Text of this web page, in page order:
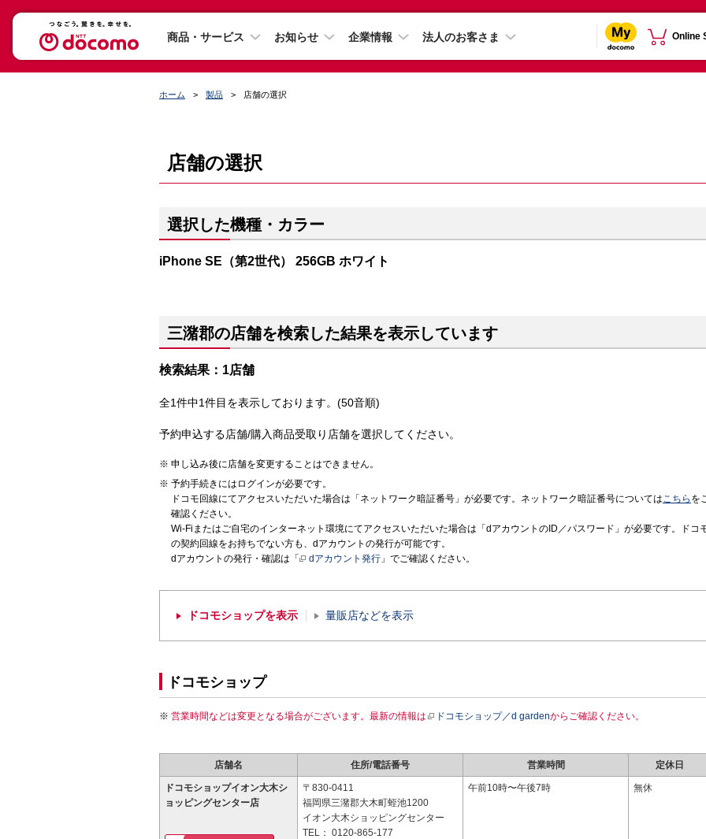
商品・サービス お知らせ 企業情報 法人のお客さま Online
ホーム 製品 店舗の選択
店舗の選択
選択した機種・カラー
iPhone SE（第2世代） 256GB ホワイト
三潴郡の店舗を検索した結果を表示しています
検索結果：1店舗
全1件中1件目を表示しております。(50音順)
予約申込する店舗/購入商品受取り店舗を選択してください。
申し込み後に店舗を変更することはできません。
予約手続きにはログインが必要です。
ドコモ回線にてアクセスいただいた場合は「ネットワーク暗証番号」が必要です。ネットワーク暗証番号についてはこちら を
確認ください。
Wi-Fiまたはご自宅のインターネット環境にてアクセスいただいた場合は「dアカウントのID／パスワード」が必要です。ドコ
の契約回線をお持ちでない方も、dアカウントの発行が可能です。
dアカウントの発行・確認は「
dアカウント発行 」でご確認ください。
ドコモショップを表示 量販店などを表示
ドコモショップ
営業時間などは変更となる場合がございます。最新の情報は ドコモショップ／d gardenからご確認ください。
店舗名 住所/電話番号 営業時間 定休日
ドコモショップイオン大木シ
ョッピングセンター店
〒830-0411
福岡県三潴郡大木町蛭池1200
イオン大木ショッピングセンター
TEL： 0120-865-177
午前10時〜午後7時 無休